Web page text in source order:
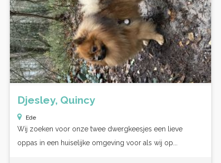
Djesley, Quincy
Ede
Wij zoeken voor onze twee dwergkeesjes een lieve
oppas in een huiselijke omgeving voor als wij op...